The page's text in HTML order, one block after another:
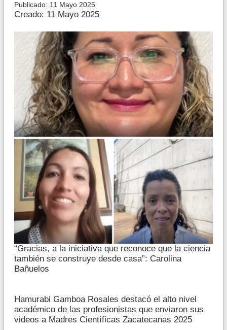
Publicado: 11 Mayo 2025
Creado: 11 Mayo 2025
“Gracias, a la iniciativa que reconoce que la ciencia
también se construye desde casa”: Carolina
Bañuelos
Hamurabi Gamboa Rosales destacó el alto nivel
académico de las profesionistas que enviaron sus
videos a Madres Científicas Zacatecanas 2025